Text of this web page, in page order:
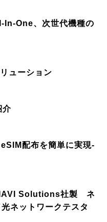
In-One、次世代機種の
ューション
介
配布を簡単に実現-
Solutions社製 ネ
ネットワークテスタ